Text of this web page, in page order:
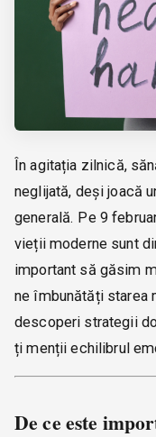
În agitația zilnică,
neglijată, deși joacă
generală. Pe 9
vieții moderne sunt
important să găsim
ne îmbunătăți starea
descoperi strategii
ți menții echilibrul
De ce este